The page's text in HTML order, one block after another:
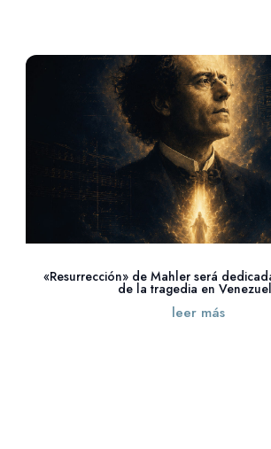
«Resurrección» de Mahler será
de la tragedia en
leer más